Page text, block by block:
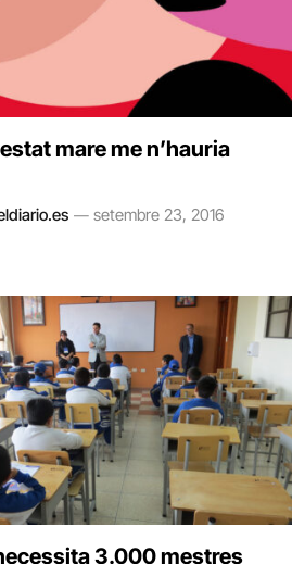
mare me n’hauria
setembre 23, 2016
3.000 mestres